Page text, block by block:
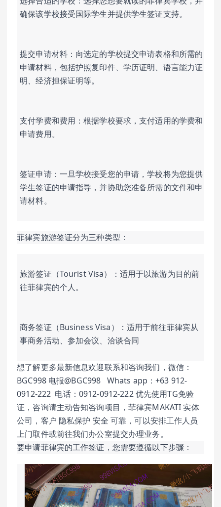
确保该学校接受国际学生并提供学生签证支持。
提交申请材料：向选定的学校提交申请表格和所需的
申请材料，包括护照复印件、学历证明、语言能力证
明、经济担保证明等。
支付学费和费用：根据学校要求，支付适用的学费和
申请费用。
签证申请：一旦学校接受您的申请，学校将为您提供
学生签证的申请指导，并协助您准备所需的文件和申
请材料。
菲律宾旅游签证分为三种类型：
旅游签证（Tourist Visa）：适用于以旅游为目的前
往菲律宾的个人。
商务签证（Business Visa）：适用于前往菲律宾从
事商务活动、参加会议、洽谈合同
想了解更多最新信息欢迎联系和咨询我们，微信：
BGC998 电报@BGC998   Whats app：+63 912-
0912-222  电话：0912-0912-222 优先使用TG免验
证，咨询请主动告知咨询项目，菲律宾MAKATI 实体
公司，客户 隐私保护 安全 可靠，可以安排工作人员
上门取件或前往我们办公室提交办理业务。
要申请菲律宾的工作签证，您需要遵循以下步骤：